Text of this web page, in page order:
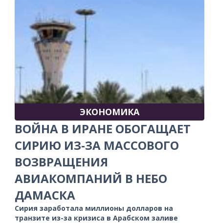
ЭКОНОМИКА
ВОЙНА В ИРАНЕ ОБОГАЩАЕТ
СИРИЮ ИЗ-ЗА МАССОВОГО
ВОЗВРАЩЕНИЯ
АВИАКОМПАНИЙ В НЕБО
ДАМАСКА
Сирия заработала миллионы долларов на
транзите из-за кризиса в Арабском заливе